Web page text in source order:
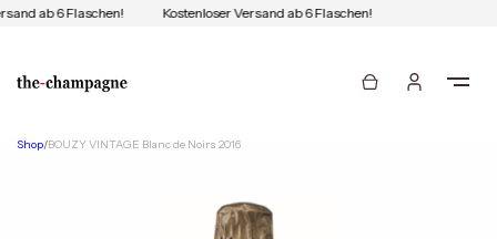
ab 6 Flaschen! Kostenloser Versand ab 6 Flaschen!
Shop/BOUZY VINTAGE Blanc de Noirs 2016